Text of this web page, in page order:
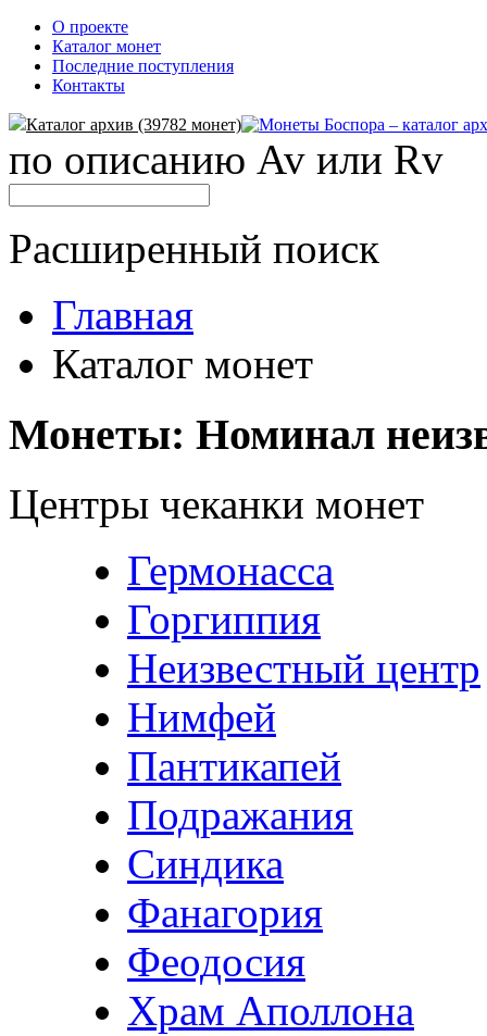
О проекте
Каталог монет
Последние поступления
Контакты
Каталог архив (39782 монет)
по описанию Av или Rv
Расширенный поиск
Главная
Каталог монет
Монеты: Номинал
Центры чеканки монет
Гермонасса
Горгиппия
Неизвестный центр
Нимфей
Пантикапей
Подражания
Синдика
Фанагория
Феодосия
Храм Аполлона